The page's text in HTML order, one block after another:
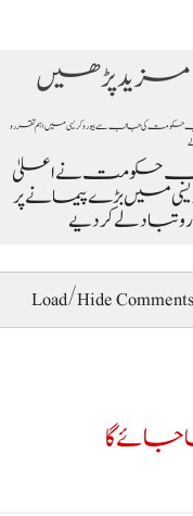
مزید پڑھیں
حکومت نے اعلیٰ
میں بڑے پیمانے پر
تبادلے کر دیے
Load/Hide Comments
جائے گا